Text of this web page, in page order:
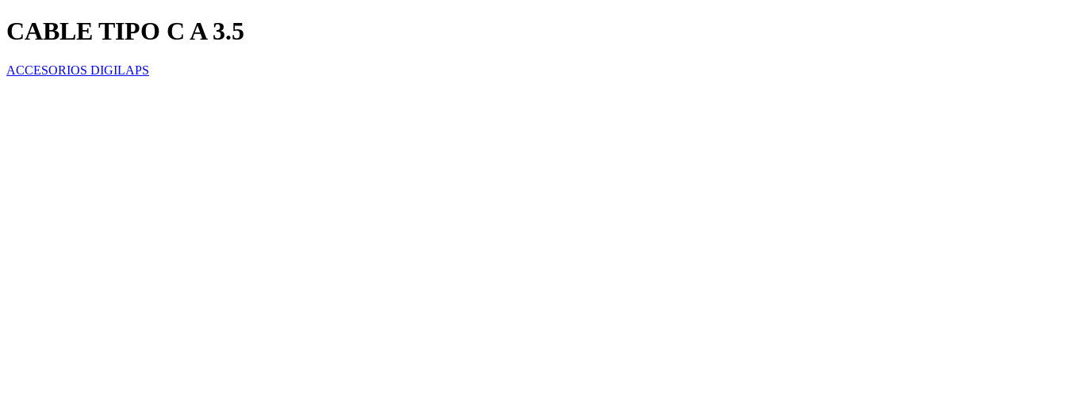
CABLE TIPO C A 3.5
ACCESORIOS DIGILAPS